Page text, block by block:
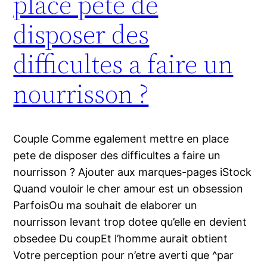
disposer des
difficultes a faire un
nourrisson ?
Couple Comme egalement mettre en place
pete de disposer des difficultes a faire un
nourrisson ? Ajouter aux marques-pages iStock
Quand vouloir le cher amour est un obsession
ParfoisOu ma souhait de elaborer un
nourrisson levant trop dotee qu’elle en devient
obsedee Du coupEt l’homme aurait obtient
Votre perception pour n’etre averti que ^par